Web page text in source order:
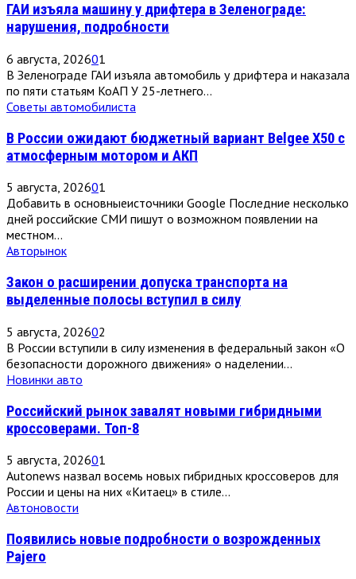
ГАИ изъяла машину у дрифтера в Зеленограде:
нарушения, подробности
6 августа, 202601
В Зеленограде ГАИ изъяла автомобиль у дрифтера и наказала
по пяти статьям КоАП У 25-летнего...
Советы автомобилиста
В России ожидают бюджетный вариант Belgee X50 с
атмосферным мотором и АКП
5 августа, 202601
Добавить в основныеисточники Google Последние несколько
дней российские СМИ пишут о возможном появлении на
местном...
Авторынок
Закон о расширении допуска транспорта на
выделенные полосы вступил в силу
5 августа, 202602
В России вступили в силу изменения в федеральный закон «О
безопасности дорожного движения» о наделении...
Новинки авто
Российский рынок завалят новыми гибридными
кроссоверами. Топ-8
5 августа, 202601
Autonews назвал восемь новых гибридных кроссоверов для
России и цены на них «Китаец» в стиле...
Автоновости
Появились новые подробности о возрожденных
Pajero